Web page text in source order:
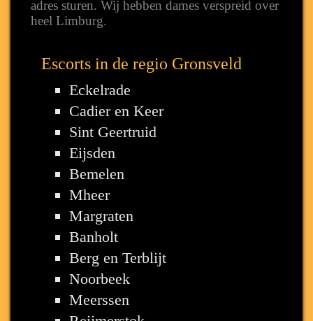
adres sturen. Wij hebben dames verspreid over
heel Limburg.
Escorts in de regio Gronsveld
Eckelrade
Cadier en Keer
Sint Geertruid
Eijsden
Bemelen
Mheer
Margraten
Banholt
Berg en Terblijt
Noorbeek
Meerssen